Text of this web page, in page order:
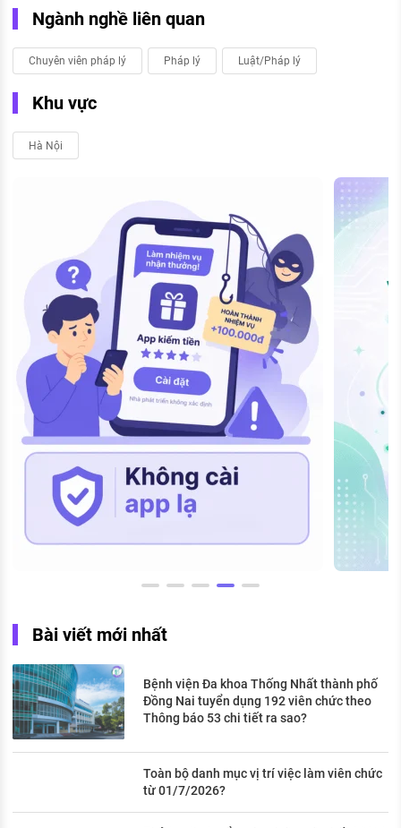
Ngành nghề liên quan
Chuyên viên pháp lý Pháp lý Luật/Pháp lý
Khu vực
Hà Nội
Bài viết mới nhất
Bệnh viện Đa khoa Thống Nhất thành phố
Đồng Nai tuyển dụng 192 viên chức theo
Thông báo 53 chi tiết ra sao?
Toàn bộ danh mục vị trí việc làm viên chức
từ 01/7/2026?